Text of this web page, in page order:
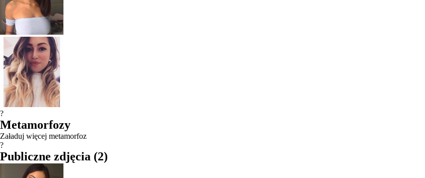
?
Metamorfozy
Załaduj więcej metamorfoz
?
Publiczne zdjęcia (2)